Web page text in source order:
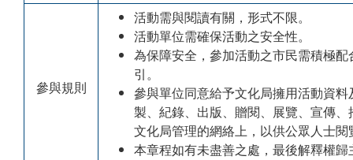
參與規則
活動需與閱讀有關，形式不限。
活動單位需確保活動之安全性。
為保障安全，參加活動之市民需積極
引。
參與單位同意給予文化局擁用活動資
製、紀錄、出版、贈閱、展覽、宣傳
文化局管理的網絡上，以供公眾人士閱
本章程如有未盡善之處，最後解釋權